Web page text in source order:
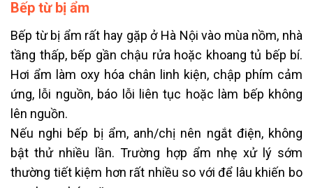
Bếp từ bị ẩm
Bếp từ bị ẩm rất hay gặp ở Hà Nội vào mùa nồm, nhà
tầng thấp, bếp gần chậu rửa hoặc khoang tủ bếp bí.
Hơi ẩm làm oxy hóa chân linh kiện, chập phím cảm
ứng, lỗi nguồn, báo lỗi liên tục hoặc làm bếp không
lên nguồn.
Nếu nghi bếp bị ẩm, anh/chị nên ngắt điện, không
bật thử nhiều lần. Trường hợp ẩm nhẹ xử lý sớm
thường tiết kiệm hơn rất nhiều so với để lâu khiến bo